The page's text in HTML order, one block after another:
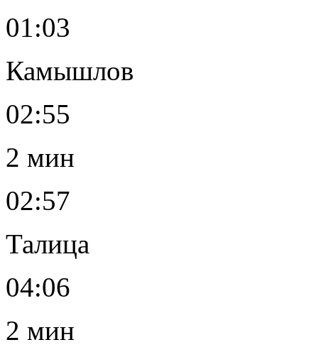
01:03
Камышлов
02:55
2 мин
02:57
Талица
04:06
2 мин